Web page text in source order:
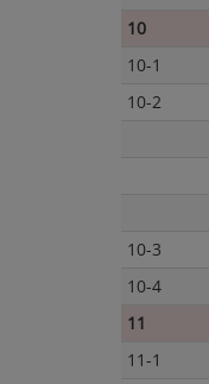
10
10-1
10-2
10-3
10-4
11
11-1